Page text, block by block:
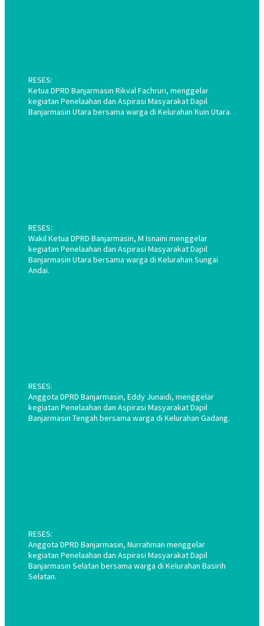
RESES:
Ketua DPRD Banjarmasin Rikval Fachruri, menggelar
kegiatan Penelaahan dan Aspirasi Masyarakat Dapil
Banjarmasin Utara bersama warga di Kelurahan Kuin Utara.
RESES:
Wakil Ketua DPRD Banjarmasin, M Isnaini menggelar
kegiatan Penelaahan dan Aspirasi Masyarakat Dapil
Banjarmasin Utara bersama warga di Kelurahan Sungai
Andai.
RESES:
Anggota DPRD Banjarmasin, Eddy Junaidi, menggelar
kegiatan Penelaahan dan Aspirasi Masyarakat Dapil
Banjarmasin Tengah bersama warga di Kelurahan Gadang.
RESES:
Anggota DPRD Banjarmasin, Nurrahman menggelar
kegiatan Penelaahan dan Aspirasi Masyarakat Dapil
Banjarmasin Selatan bersama warga di Kelurahan Basirih
Selatan.